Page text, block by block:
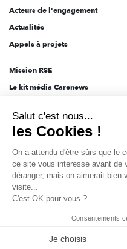
Acteurs de l'engagement
Actualités
Appels à projets
Mission RSE
Le kit média Carenews
AEF info
Novethic
PRODURABLE
Inclusiv Day
Données personnelles Mentions
Salut c'est nous...
les Cookies !
On a attendu d'être sûrs que le
ce site vous intéresse avant de
déranger, mais on aimerait bien
visite...
C'est OK pour vous ?
Consentements
Je choisis